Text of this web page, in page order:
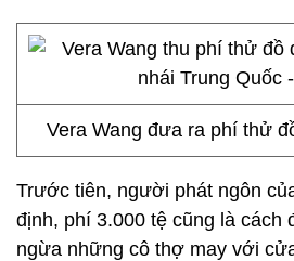
Vera Wang đưa ra phí thử
Trước tiên, người phát ngôn
định, phí 3.000 tệ cũng là cách
ngừa những cô thợ may với